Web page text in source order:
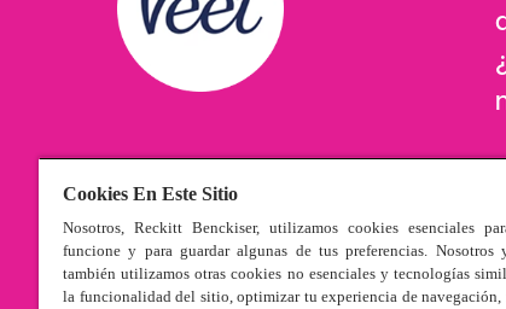
Cookies En Este Sitio
Nosotros, Reckitt Benckiser, utilizamos cookies esenciales
funcione y para guardar algunas de tus preferencias. Nosotros
también utilizamos otras cookies no esenciales y tecnologías
la funcionalidad del sitio, optimizar tu experiencia de navegación,